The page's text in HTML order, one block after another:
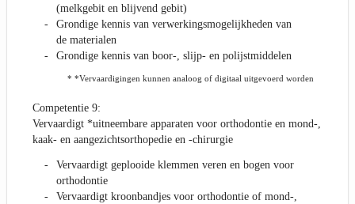
(melkgebit en blijvend gebit)
Grondige kennis van verwerkingsmogelijkheden van
de materialen
Grondige kennis van boor-, slijp- en polijstmiddelen
* *Vervaardigingen kunnen analoog of digitaal uitgevoerd worden
Competentie 9:
Vervaardigt *uitneembare apparaten voor orthodontie en mond-,
kaak- en aangezichtsorthopedie en -chirurgie
Vervaardigt geplooide klemmen veren en bogen voor
orthodontie
Vervaardigt kroonbandjes voor orthodontie of mond-,